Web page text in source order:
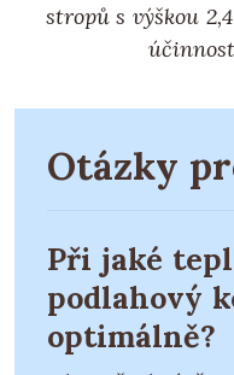
stropů s výškou
Otázky
Při jaké
podlahový
optimálně?